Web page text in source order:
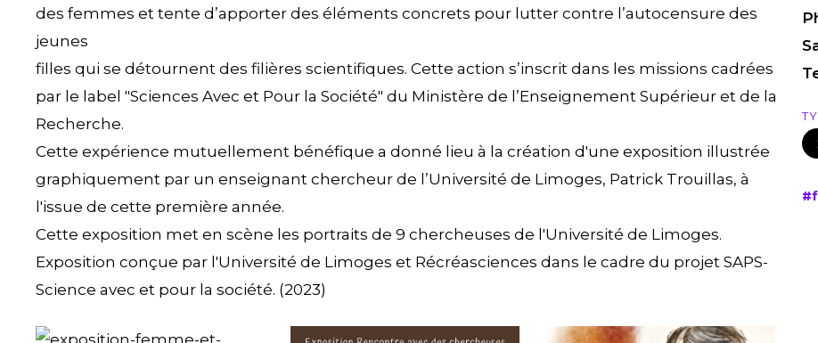
des femmes et tente d’apporter des éléments concrets pour lutter contre l’autocensure des
jeunes
filles qui se détournent des filières scientifiques. Cette action s’inscrit dans les missions cadrées
par le label "Sciences Avec et Pour la Société" du Ministère de l’Enseignement Supérieur et de la
Recherche.
Cette expérience mutuellement bénéfique a donné lieu à la création d'une exposition illustrée
graphiquement par un enseignant chercheur de l’Université de Limoges, Patrick Trouillas, à
l'issue de cette première année.
Cette exposition met en scène les portraits de 9 chercheuses de l'Université de Limoges.
Exposition conçue par l'Université de Limoges et Récréasciences dans le cadre du projet SAPS-
Science avec et pour la société. (2023)
exposition- Chantal- illustration_rencontre_chercheuse